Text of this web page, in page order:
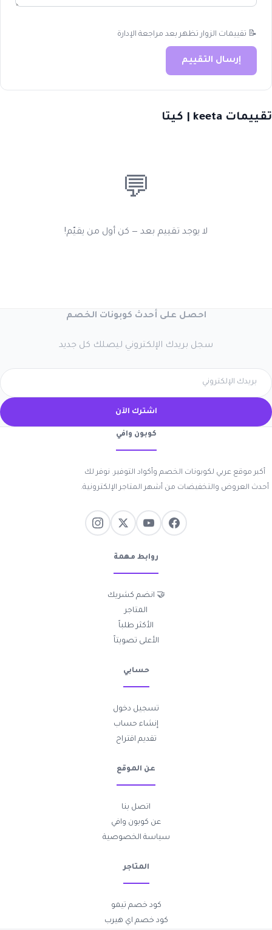
📝 تقييمات الزوار تظهر بعد مراجعة الإدارة
إرسال التقييم
تقييمات keeta | كيتا
💬
لا يوجد تقييم بعد — كن أول من يقيّم!
احصل على أحدث كوبونات الخصم
سجل بريدك الإلكتروني ليصلك كل جديد
اشترك الآن
كوبون وافي
أكبر موقع عربي لكوبونات الخصم وأكواد التوفير. نوفر لك
أحدث العروض والتخفيضات من أشهر المتاجر الإلكترونية.
روابط مهمة
🤝 انضم كشريك
المتاجر
الأكثر طلباً
الأعلى تصويتاً
حسابي
تسجيل دخول
إنشاء حساب
تقديم اقتراح
عن الموقع
اتصل بنا
عن كوبون وافي
سياسة الخصوصية
المتاجر
كود خصم تيمو
كود خصم اي هيرب